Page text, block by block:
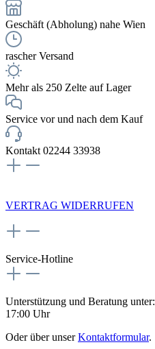
Geschäft (Abholung) nahe Wien
rascher Versand
Mehr als 250 Zelte auf Lager
Service vor und nach dem Kauf
Kontakt 02244 33938
VERTRAG WIDERRUFEN
Service-Hotline
Unterstützung und Beratung unter:
17:00 Uhr
Oder über unserKontaktformular.